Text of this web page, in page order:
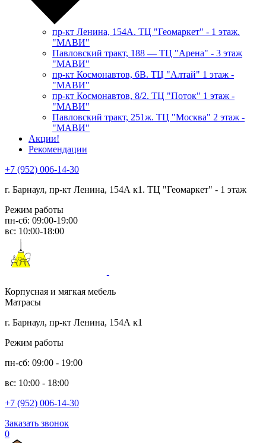
пр-кт Ленина, 154А. ТЦ "Геомаркет" - 1 этаж.
"МАВИ"
​Павловский тракт, 188 — ТЦ "Арена" - 3 этаж
"МАВИ"
пр-кт Космонавтов, 6В. ТЦ "Алтай" 1 этаж -
"МАВИ"
пр-кт Космонавтов, 8/2. ТЦ "Поток" 1 этаж -
"МАВИ"
Павловский тракт, 251ж. ТЦ "Москва" 2 этаж -
"МАВИ"
Акции!
Рекомендации
+7 (952) 006-14-30
г. Барнаул, пр-кт Ленина, 154А к1. ТЦ "Геомаркет" - 1 этаж
Режим работы
пн-сб: 09:00-19:00
вс: 10:00-18:00
Корпусная и мягкая мебель
Матрасы
г. Барнаул, пр-кт Ленина, 154А к1
Режим работы
пн-сб: 09:00 - 19:00
вс: 10:00 - 18:00
+7 (952) 006-14-30
Заказать звонок
0